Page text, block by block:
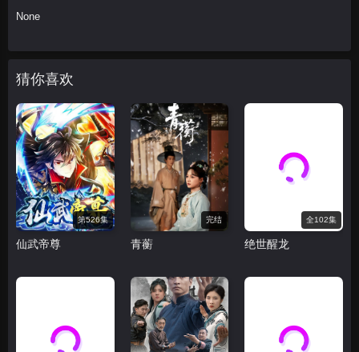
31 32 33
37 38
40 41 42
43 44
46 47 48
53
55 56 57
None
猜你喜欢
第526集
仙武帝尊
完结
青蘅
全102集
绝世醒龙